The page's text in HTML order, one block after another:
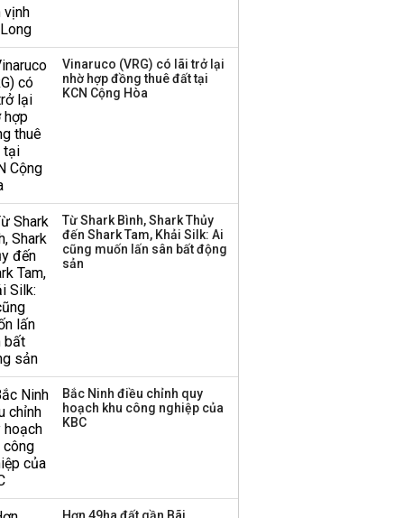
TOP 10 ngân hàng lãi
Bảng giá vàng hôm nay
9/8 vàng SJC và nhẫn
Vinaruco (VRG) có lãi trở lại
nhờ hợp đồng thuê đất tại
KCN Cộng Hòa
Từ Shark Bình, Shark Thủy
đến Shark Tam, Khải Silk: Ai
cũng muốn lấn sân bất động
sản
Bắc Ninh điều chỉnh quy
hoạch khu công nghiệp của
KBC